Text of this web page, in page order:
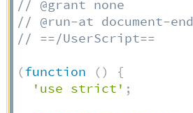
// @grant none
// @run-at document-end
// ==/UserScript==
(function ()
{
'use strict' ;